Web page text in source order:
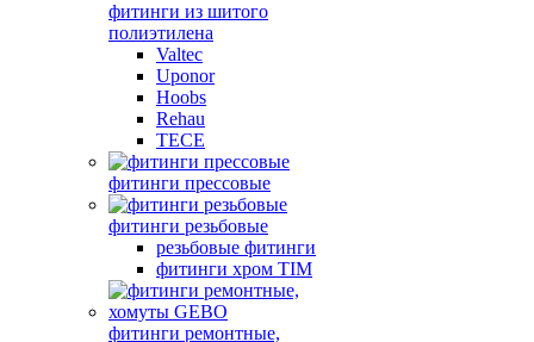
фитинги из шитого
полиэтилена
Valtec
Uponor
Hoobs
Rehau
TECE
фитинги прессовые
фитинги резьбовые
резьбовые фитинги
фитинги хром TIM
фитинги ремонтные,